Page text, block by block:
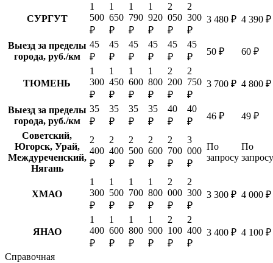
СУРГУТ
1
500
₽
1
650
₽
1
790
₽
1
920
₽
2
050
₽
2
300
₽
3 480 ₽ 4 390 ₽
Выезд за пределы
города, руб./км
45
₽
45
₽
45
₽
45
₽
45
₽
45
₽
50 ₽ 60 ₽
ТЮМЕНЬ
1
300
₽
1
450
₽
1
600
₽
1
800
₽
2
200
₽
2
750
₽
3 700 ₽ 4 800 ₽
Выезд за пределы
города, руб./км
35
₽
35
₽
35
₽
35
₽
40
₽
40
₽
46 ₽
49 ₽
Советский,
Югорск, Урай,
Междуреченский,
Нягань
2
400
₽
2
400
₽
2
500
₽
2
600
₽
2
700
₽
3
000
₽
По
запросу
По
запросу
ХМАО
1
300
₽
1
500
₽
1
700
₽
1
800
₽
2
000
₽
2
300
₽
3 300 ₽ 4 000 ₽
ЯНАО
1
400
₽
1
600
₽
1
800
₽
1
900
₽
2
100
₽
2
400
₽
3 400 ₽ 4 100 ₽
Справочная